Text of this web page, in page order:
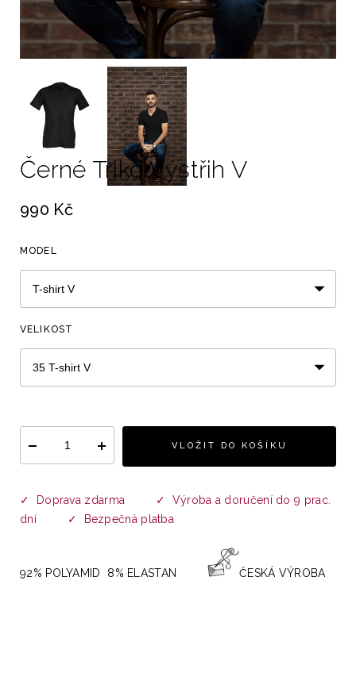
Černé Triko Výstřih V
990 Kč
MODEL
VELIKOST
VLOŽIT DO KOŠÍKU
✓ Doprava zdarma
✓ Výroba a doručení do 9 prac.
dní ✓ Bezpečná platba
92% POLYAMID 8% ELASTAN ČESKÁ VÝROBA